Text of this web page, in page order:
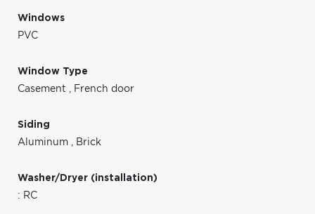
Windows
PVC
Window Type
Casement , French door
Siding
Aluminum , Brick
Washer/Dryer (installation)
: RC